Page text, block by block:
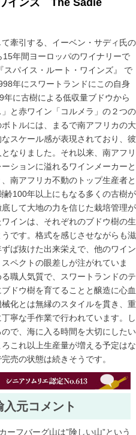
インズ The Sadie
牽引する、イーベン・サディ氏の
年間ヨーロッパのワイナリーで
パイス・ルート・ワインズ』 で
年にスワートランドにこの自身
に古樹による低収量ブドウから
と赤ワイン「コルメラ」の２つの
トルには、まるで南アフリカの大
スケール感が表現されており、彼
なりました。それ以来、南アフリ
ションに溢れるワインメーカーと
南アフリカ不動のトップ生産者と
齢100年以上にもなる多くの古樹が
して大地の力を信じた栽培管理が
インは、それぞれのブドウ樹の生
です。格式を感じさせながらも滋
ば抜けた出来栄えで、他のワイン
ペクトの眼差しが注がれていま
職人気質で、スワートランドのテ
ドウ樹を育てることと醸造に心血
化とは無縁のスタイルを貫き、重
寧な手作業で行われています。し
で、海に入る時間を大切にしたい
これ以上生産量が増える予定はな
売の状態は続きそうです。
元コメント
ーフバーグ山は”険しい山”という